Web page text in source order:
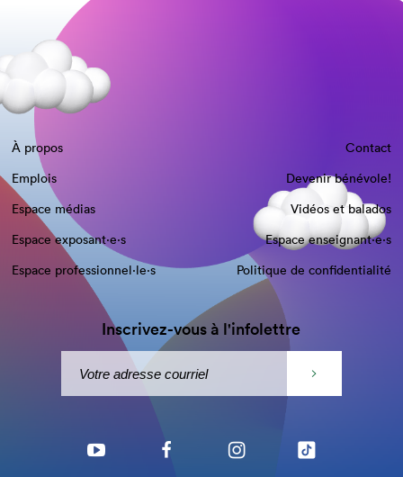
À propos
Contact
Emplois
Devenir bénévole!
Espace médias
Vidéos et balados
Espace exposant·e⋅s
Espace enseignant·e⋅s
Espace professionnel·le⋅s
Politique de confidentialité
Inscrivez-vous à l'infolettre